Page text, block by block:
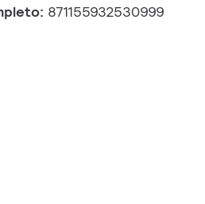
871155932530999